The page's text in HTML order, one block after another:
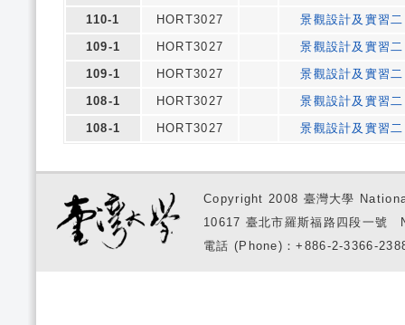
110-1
HORT3027
景觀設計及實習二
109-1
HORT3027
景觀設計及實習二
109-1
HORT3027
景觀設計及實習二
108-1
HORT3027
景觀設計及實習二
108-1
HORT3027 景觀設計及實習二
Copyright 2008 臺灣大學
10617 臺北市羅斯福路四段一
電話 (Phone)：+886-2-3366-